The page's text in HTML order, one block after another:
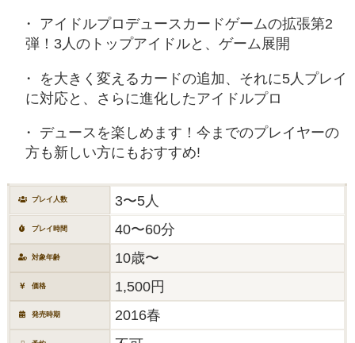
アイドルプロデュースカードゲームの拡張第2
弾！3人のトップアイドルと、ゲーム展開
を大きく変えるカードの追加、それに5人プレイ
に対応と、さらに進化したアイドルプロ
デュースを楽しめます！今までのプレイヤーの
方も新しい方にもおすすめ!
プレイ人数 3〜5人
プレイ時間 40〜60分
対象年齢 10歳〜
価格 1,500円
発売時期 2016春